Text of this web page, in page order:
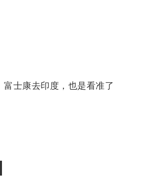
士康去印度，也是看准了